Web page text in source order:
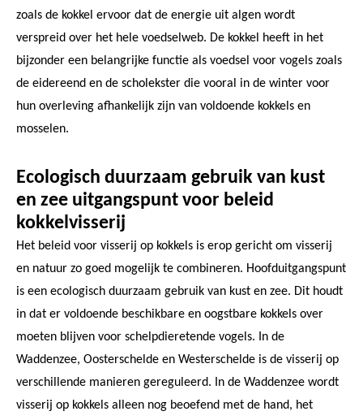
zoals de kokkel ervoor dat de energie uit algen wordt
verspreid over het hele voedselweb. De kokkel heeft in het
bijzonder een belangrijke functie als voedsel voor vogels zoals
de eidereend en de scholekster die vooral in de winter voor
hun overleving afhankelijk zijn van voldoende kokkels en
mosselen.
Ecologisch duurzaam gebruik van kust
en zee uitgangspunt voor beleid
kokkelvisserij
Het beleid voor visserij op kokkels is erop gericht om visserij
en natuur zo goed mogelijk te combineren. Hoofduitgangspunt
is een ecologisch duurzaam gebruik van kust en zee. Dit houdt
in dat er voldoende beschikbare en oogstbare kokkels over
moeten blijven voor schelpdieretende vogels. In de
Waddenzee, Oosterschelde en Westerschelde is de visserij op
verschillende manieren gereguleerd. In de Waddenzee wordt
visserij op kokkels alleen nog beoefend met de hand, het